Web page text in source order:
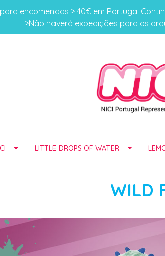
encomendas > 40€ em Portugal
>Não haverá expedições para os
LITTLE DROPS OF WATER
WILD